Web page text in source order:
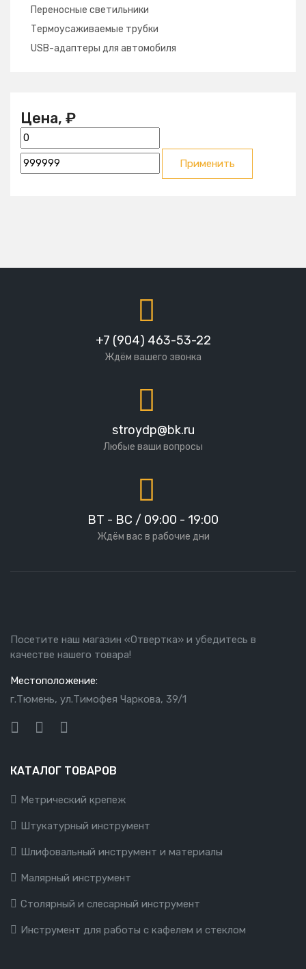
Переносные светильники
Термоусаживаемые трубки
USB-адаптеры для автомобиля
Цена, ₽
Применить
+7 (904) 463-53-22
Ждём вашего звонка
stroydp@bk.ru
Любые ваши вопросы
ВТ - ВС / 09:00 - 19:00
Ждём вас в рабочие дни
Посетите наш магазин «Отвертка» и убедитесь в
качестве нашего товара!
Местоположение:
г.Тюмень, ул.Тимофея Чаркова, 39/1
КАТАЛОГ ТОВАРОВ
Метрический крепеж
Штукатурный инструмент
Шлифовальный инструмент и материалы
Малярный инструмент
Столярный и слесарный инструмент
Инструмент для работы с кафелем и стеклом